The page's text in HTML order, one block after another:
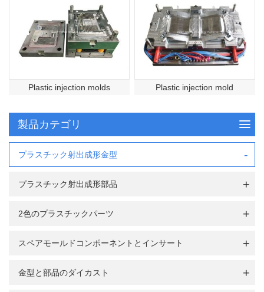
Plastic injection molds Plastic injection mold
製品カテゴリ
プラスチック射出成形金型
プラスチック射出成形部品
2色のプラスチックパーツ
スペアモールドコンポーネントとインサート
金型と部品のダイカスト